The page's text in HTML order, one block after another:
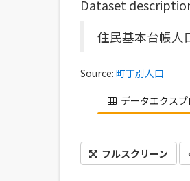
Dataset
住民基本台帳人
Source: 町丁別人口
データエクス
フルスクリーン